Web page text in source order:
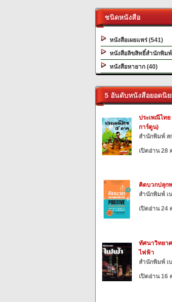
ชนิดหนังสือ
หนังสือเผยแพร่ (541)
หนังสือลิขสิทธิ์สำนักพิม
หนังสือหายาก (40)
5 อันดับหนังสือยอดนิ
ประเพณีไท
การ์ตูน)
สำนักพิมพ์ ส
เปิดอ่าน 28
คิดบวกปลุก
สำนักพิมพ์ เ
เปิดอ่าน 24
ทัศนาวิทยา
ไฟฟ้า
สำนักพิมพ์ เ
เปิดอ่าน 16